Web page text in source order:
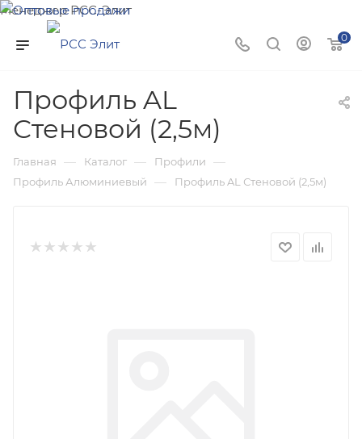
Менеджер РСС-Элит
Напишите нам и мы поможем подобрать товар именно
для Вас!
0
Профиль AL
Стеновой (2,5м)
Главная — Каталог — Профили —
Профиль Алюминиевый — Профиль AL Стеновой (2,5м)